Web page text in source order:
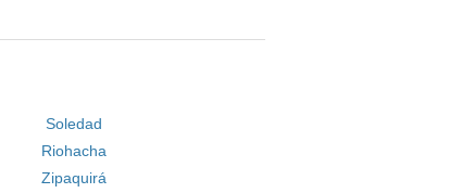
Soledad
Riohacha
Zipaquirá